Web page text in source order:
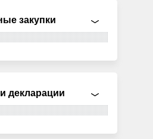
закупки
декларации